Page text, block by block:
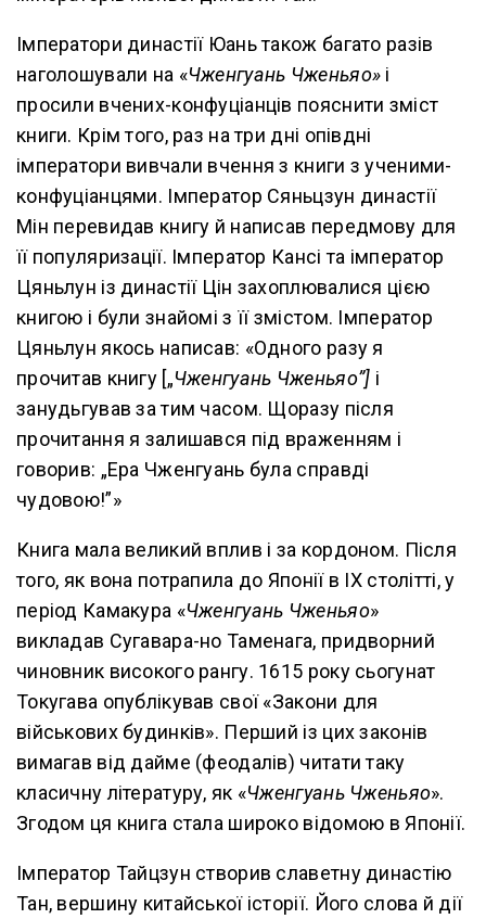
Імператори династії Юань також багато разів
наголошували на «Чженгуань Чженьяо» і
просили вчених-конфуціанців пояснити зміст
книги. Крім того, раз на три дні опівдні
імператори вивчали вчення з книги з ученими-
конфуціанцями. Імператор Сяньцзун династії
Мін перевидав книгу й написав передмову для
її популяризації. Імператор Кансі та імператор
Цяньлун із династії Цін захоплювалися цією
книгою і були знайомі з її змістом. Імператор
Цяньлун якось написав: «Одного разу я
прочитав книгу [„Чженгуань Чженьяо”] і
занудьгував за тим часом. Щоразу після
прочитання я залишався під враженням і
говорив: „Ера Чженгуань була справді
чудовою!”»
Книга мала великий вплив і за кордоном. Після
того, як вона потрапила до Японії в IX столітті, у
період Камакура «Чженгуань Чженьяо»
викладав Сугавара-но Таменага, придворний
чиновник високого рангу. 1615 року сьогунат
Токугава опублікував свої «Закони для
військових будинків». Перший із цих законів
вимагав від дайме (феодалів) читати таку
класичну літературу, як «Чженгуань Чженьяо».
Згодом ця книга стала широко відомою в Японії.
Імператор Тайцзун створив славетну династію
Тан, вершину китайської історії. Його слова й дії